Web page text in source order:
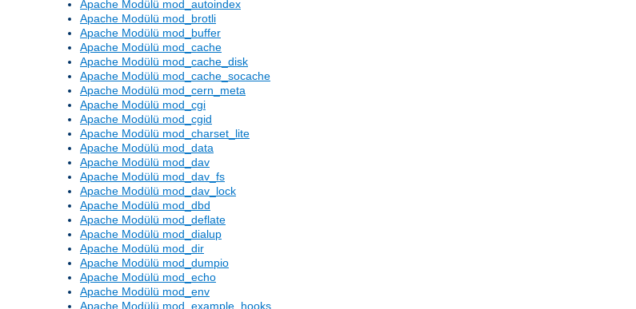
Apache Modülü mod_autoindex
Apache Modülü mod_brotli
Apache Modülü mod_buffer
Apache Modülü mod_cache
Apache Modülü mod_cache_disk
Apache Modülü mod_cache_socache
Apache Modülü mod_cern_meta
Apache Modülü mod_cgi
Apache Modülü mod_cgid
Apache Modülü mod_charset_lite
Apache Modülü mod_data
Apache Modülü mod_dav
Apache Modülü mod_dav_fs
Apache Modülü mod_dav_lock
Apache Modülü mod_dbd
Apache Modülü mod_deflate
Apache Modülü mod_dialup
Apache Modülü mod_dir
Apache Modülü mod_dumpio
Apache Modülü mod_echo
Apache Modülü mod_env
Apache Modülü mod_example_hooks